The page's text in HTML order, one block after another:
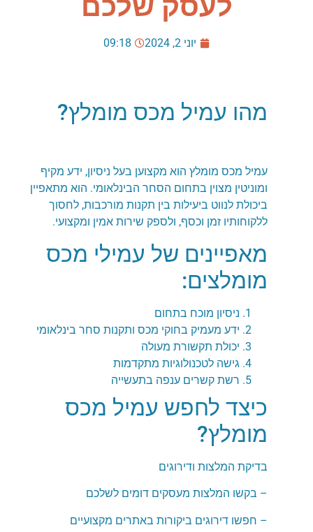
לעסק שלכם
יוני 2, 2024 09:18
מהו עמיל מכס מומלץ?
עמיל מכס מומלץ הוא מקצוען בעל ניסיון, ידע מקיף
ומוניטין מצוין בתחום הסחר הבינלאומי. הוא מתאפיין
ביכולת לנווט ביעילות בין תקנות מורכבות, לחסוך
ללקוחותיו זמן וכסף, ולספק שירות אמין ומקצועי.
מאפיינים של עמילי מכס
מומלצים:
ניסיון מוכח בתחום
ידע מעמיק בחוקי מכס ותקנות סחר בינלאומי
יכולת תקשורת מעולה
גישה לטכנולוגיות מתקדמות
רשת קשרים ענפה בתעשייה
כיצד לחפש עמיל מכס
מומלץ?
בדיקת המלצות ודירוגים
– בקשו המלצות מעסקים דומים לשלכם
– חפשו דירוגים ביקורות באתרים מקצועיים